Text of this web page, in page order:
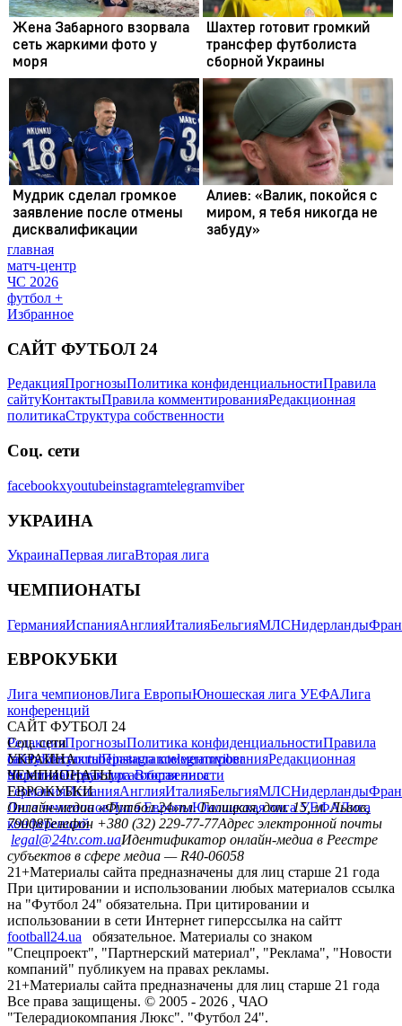
главная
матч-центр
ЧС 2026
футбол +
Избранное
САЙТ ФУТБОЛ 24
РедакцияПрогнозыПолитика конфиденциальностиПравила
сайтуКонтактыПравила комментированияРедакционная
политикаСтруктура собственности
Соц. сети
facebookxyoutubeinstagramtelegramviber
УКРАИНА
УкраинаПервая лигаВторая лига
ЧЕМПИОНАТЫ
ГерманияИспанияАнглияИталияБельгияМЛСНидерланды
ЕВРОКУБКИ
Лига чемпионовЛига ЕвропыЮношеская лига УЕФАЛига
конференций
САЙТ ФУТБОЛ 24
РедакцияПрогнозыПолитика конфиденциальностиПравила
сайтуКонтактыПравила комментированияРедакционная
политикаСтруктура собственности
Соц. сети
facebookxyoutubeinstagramtelegramviber
УКРАИНА
УкраинаПервая лигаВторая лига
ЧЕМПИОНАТЫ
ГерманияИспанияАнглияИталияБельгияМЛСНидерланды
ЕВРОКУБКИ
Лига чемпионовЛига ЕвропыЮношеская лига УЕФАЛига
конференций
Онлайн-медиа «Футбол 24»пл. Галицкая, дом. 15, м. Львов,
79008Телефон +380 (32) 229-77-77Адрес электронной почты
legal@24tv.com.uaИдентификатор онлайн-медиа в Реестре
субъектов в сфере медиа — R40-06058
21+Материалы сайта предназначены для лиц старше 21 года
При цитировании и использовании любых материалов ссылка
на "Футбол 24" обязательна. При цитировании и
использовании в сети Интернет гиперссылка на сайтт
football24.ua
обязательное. Материалы со знаком
"Спецпроект", "Партнерский материал", "Реклама", "Новости
компаний" публикуем на правах рекламы.
21+Материалы сайта предназначены для лиц старше 21 года
Все права защищены. © 2005 - 2026 , ЧАО
"Телерадиокомпания Люкс". "Футбол 24".